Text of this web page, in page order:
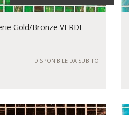
Gold/Bronze VERDE
DISPONIBILE DA SUBITO